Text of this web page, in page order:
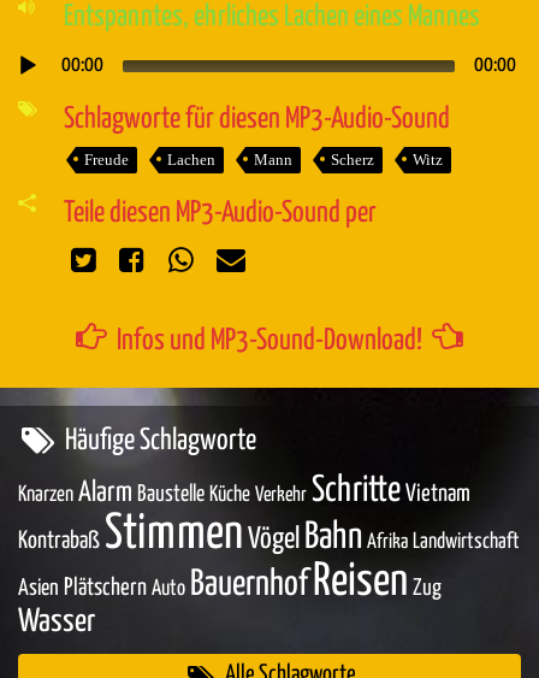
Entspanntes, ehrliches Lachen eines Mannes
Audio-
00:00 00:00
Schlagworte für diesen MP3-Audio-Sound
Freude Lachen Mann Scherz Witz
Teile diesen MP3-Audio-Sound per
Infos und MP3-Sound-Download!
Häufige Schlagworte
Knarzen Alarm Baustelle Küche Verkehr Schritte Vietnam
Kontrabaß Stimmen Vögel Bahn Afrika Landwirtschaft
Asien Plätschern Auto Bauernhof Reisen Zug
Wasser